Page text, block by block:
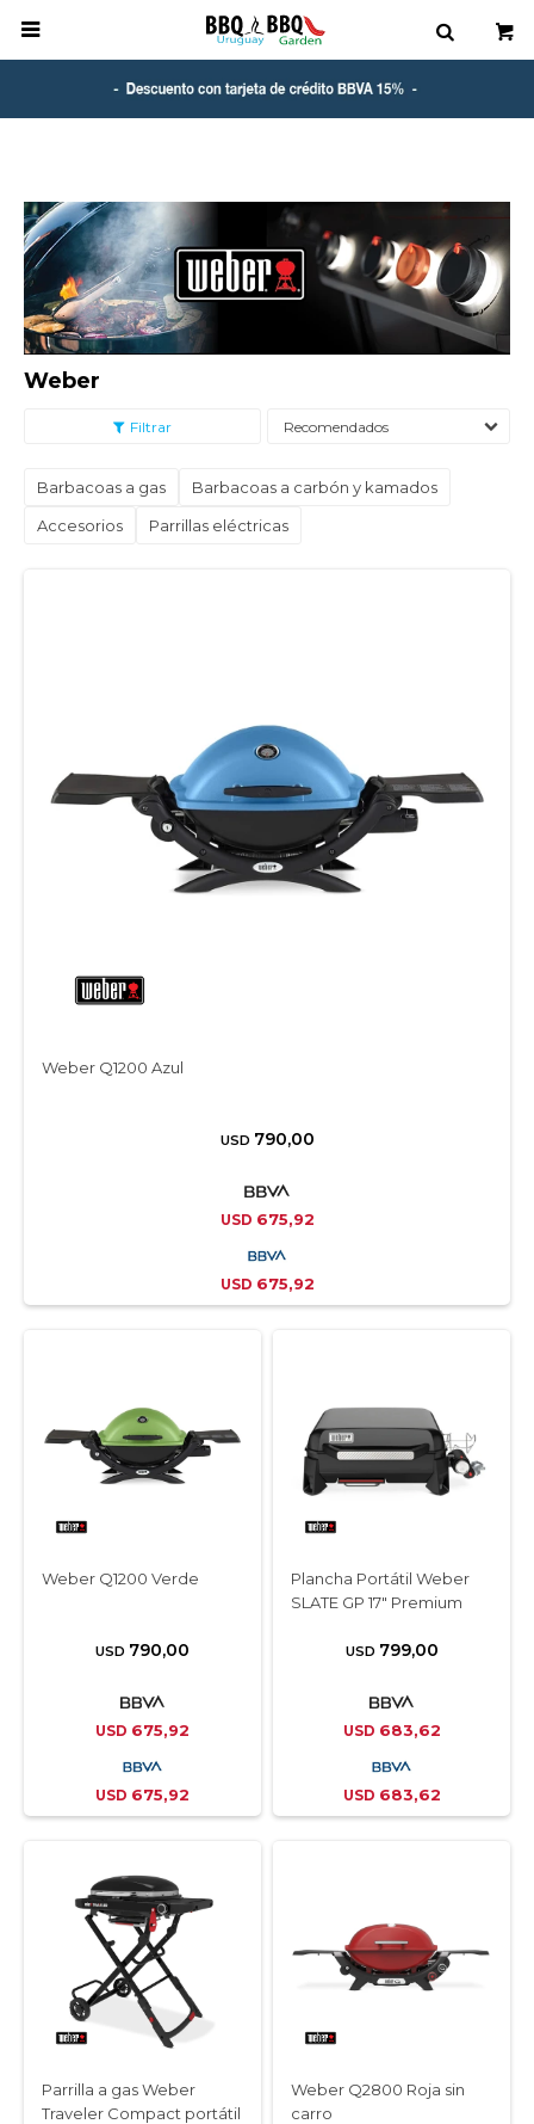

Weber
Recomendados
Barbacoas a gas
Barbacoas a carbón y kamados
Accesorios
Parrillas eléctricas
Weber Q1200 Azul
USD 790,00
USD 675,92
USD 675,92
Weber Q1200 Verde
USD 790,00
USD 675,92
USD 675,92
Plancha Portátil Weber
SLATE GP 17" Premium
USD 799,00
USD 683,62
USD 683,62
Parrilla a gas Weber
Traveler Compact portátil
Weber Q2800 Roja sin
carro